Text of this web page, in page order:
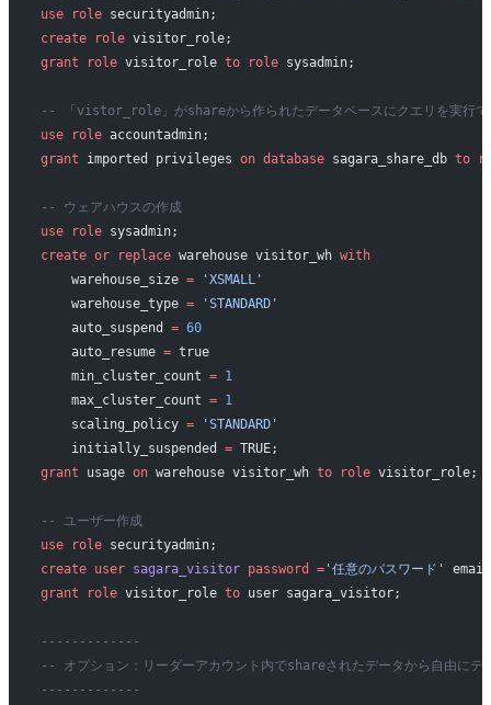
use role securityadmin;
create role visitor_role;
grant role visitor_role to role sysadmin;
-- 「vistor_role」がshareから作られたデータベースにクエリを実行で
use role accountadmin;
grant imported privileges on database sagara_share_db to
-- ウェアハウスの作成
use role sysadmin;
create or replace warehouse visitor_wh with
    warehouse_size
= 'XSMALL'
    warehouse_type
= 'STANDARD'
    auto_suspend
= 60
    auto_resume
= true
    min_cluster_count
= 1
    max_cluster_count
= 1
    scaling_policy
= 'STANDARD'
    initially_suspended
= TRUE;
grant usage on warehouse visitor_wh to role visitor_role;
-- ユーザー作成
use role securityadmin;
create user sagara_visitor password ='任意のパスワード' email
grant role visitor_role to user sagara_visitor;
-------------
-- オプション：リーダーアカウント内でshareされたデータから自由にテ
-------------